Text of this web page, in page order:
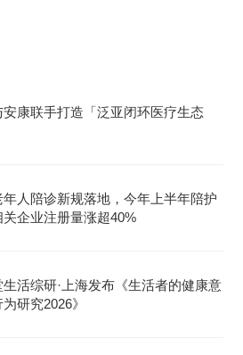
安康联手打造「泛亚闭环医疗生态
年人陪诊新规落地，今年上半年陪护
关企业注册量涨超40%
活综研·上海发布《生活者的健康意
研究2026》